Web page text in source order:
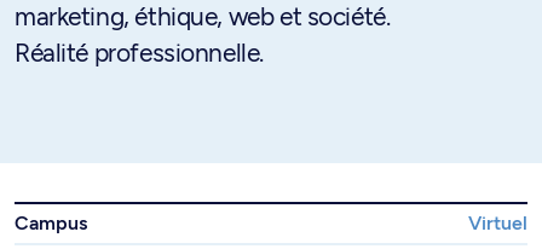
marketing, éthique, web et société.
Réalité professionnelle.
Campus
Virtuel